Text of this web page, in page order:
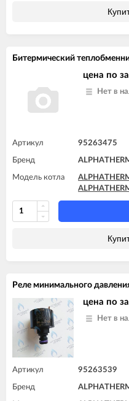
Битермический
цена по
Нет в
Артикул 95263475
Бренд
Модель котла
Реле минимального
цена по
Нет в
Артикул 95263539
Бренд